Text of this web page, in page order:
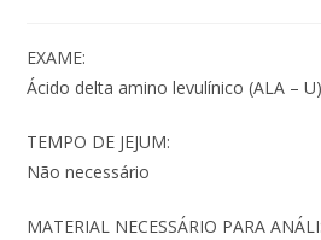
EXAME:
Ácido delta amino levulínico (ALA – U)
TEMPO DE JEJUM:
Não necessário
MATERIAL NECESSÁRIO PARA